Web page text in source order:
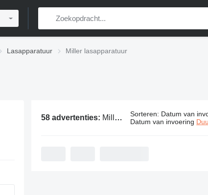
Lasapparatuur Miller lasapparatuur
58 advertenties: Miller lasapparatuur Sorteren: Datum van
Datum van invoering